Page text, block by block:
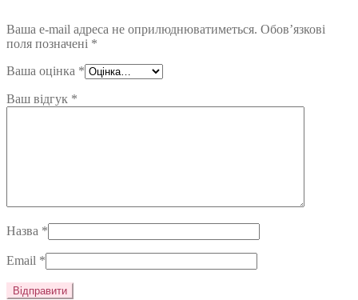
Ваша e-mail адреса не оприлюднюватиметься. Обов’язкові
поля позначені *
Ваша оцінка *
Ваш відгук *
Назва *
Email *